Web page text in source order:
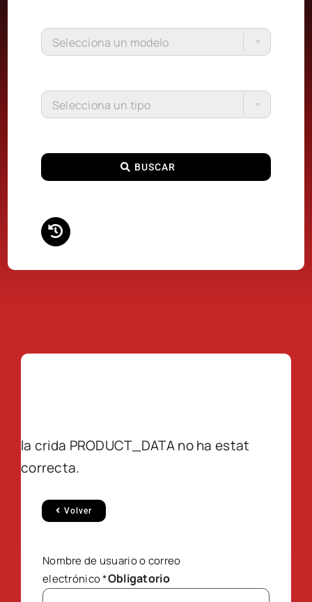
Selecciona un modelo
Selecciona un tipo
BUSCAR
la crida PRODUCT_DATA no ha estat
correcta.
Volver
Nombre de usuario o correo
electrónico*Obligatorio